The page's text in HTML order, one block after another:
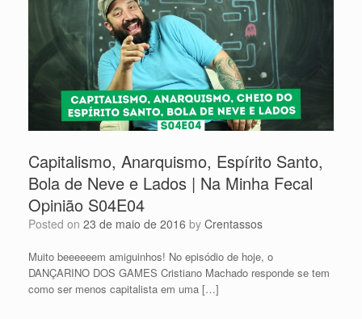
Capitalismo, Anarquismo, Espírito Santo,
Bola de Neve e Lados | Na Minha Fecal
Opinião S04E04
Posted on 23 de maio de 2016 by Crentassos
Muito beeeeeem amiguinhos! No episódio de hoje, o
DANÇARINO DOS GAMES Cristiano Machado responde se tem
como ser menos capitalista em uma […]